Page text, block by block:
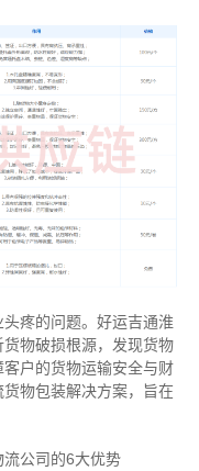
疼的问题。好运吉通淮
物破损根源，发现货物
户的货物运输安全与财
物包装解决方案，旨在
公司的6大优势